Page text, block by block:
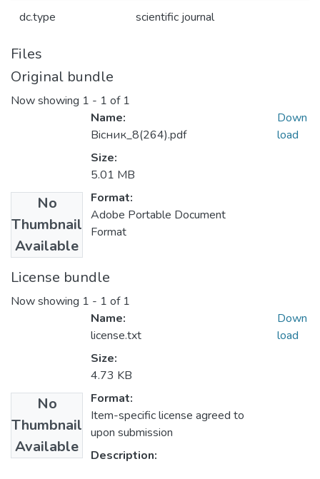
dc.type scientific journal
Files
Original bundle
Now showing 1 - 1 of 1
No
Thumbnail
Available
Name:
Вiсник_8(264).pdf
Size:
5.01 MB
Format:
Adobe Portable Document
Format
Down
load
License bundle
Now showing 1 - 1 of 1
No
Thumbnail
Available
Name:
license.txt
Size:
4.73 KB
Format:
Item-specific license agreed to
upon submission
Description:
Down
load